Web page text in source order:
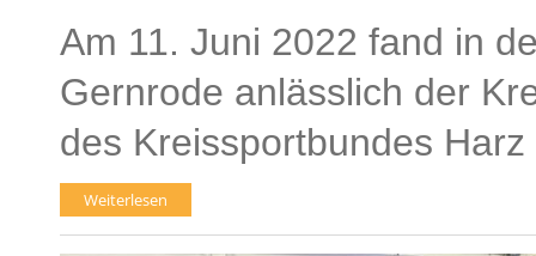
Am 11. Juni 2022 fand in
Gernrode anlässlich der
des Kreissportbundes
Weiterlesen